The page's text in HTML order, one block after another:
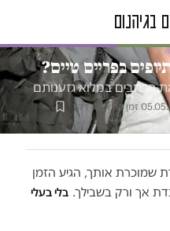
בפריים טיים?
הכתבים במלוא גזענותם
·זמן קריאה 4 דק׳
שמוכרת אותך, הגיע הזמן
אך ורק בשבילך. בלי בעלי